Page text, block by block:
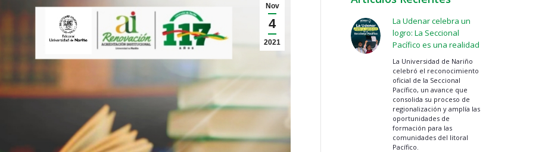
Nov
4
2021
La Udenar celebra un
logro: La Seccional
Pacífico es una realidad
La Universidad de Nariño
celebró el reconocimiento
oficial de la Seccional
Pacífico, un avance que
consolida su proceso de
regionalización y amplía las
oportunidades de
formación para las
comunidades del litoral
Pacífico.